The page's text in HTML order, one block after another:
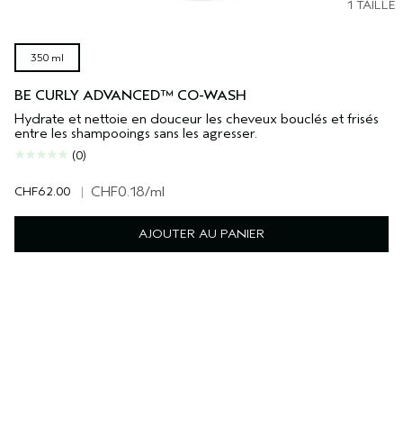
1 TAILLE
350 ml
BE CURLY ADVANCED™ CO-WASH
Hydrate et nettoie en douceur les cheveux bouclés et frisés
entre les shampooings sans les agresser.
(0)
CHF62.00 | CHF0.18/ml
AJOUTER AU PANIER